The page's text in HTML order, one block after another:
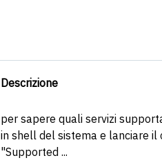
Descrizione
per sapere quali servizi
in shell del sistema e lanciare
"Supported ...